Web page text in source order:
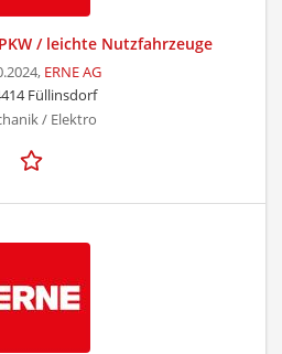
/ leichte Nutzfahrzeuge
ERNE AG
Füllinsdorf
/ Elektro